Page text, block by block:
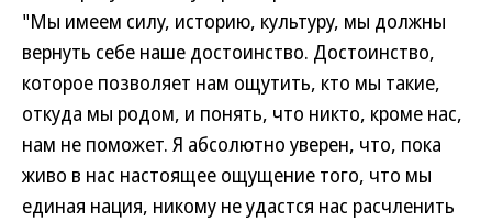
"Мы имеем силу, историю, культуру, мы должны
вернуть себе наше достоинство. Достоинство,
которое позволяет нам ощутить, кто мы такие,
откуда мы родом, и понять, что никто, кроме нас,
нам не поможет. Я абсолютно уверен, что, пока
живо в нас настоящее ощущение того, что мы
единая нация, никому не удастся нас расчленить